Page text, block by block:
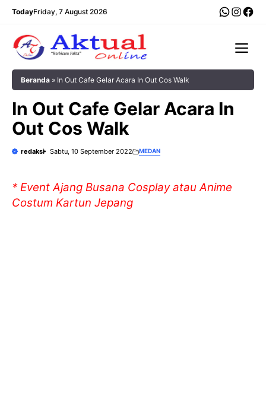
Langsung
TodayFriday, 7 August 2026
Beranda » In Out Cafe Gelar Acara In Out Cos Walk
In Out Cafe Gelar Acara In
Out Cos Walk
redaksi Sabtu, 10 September 2022 MEDAN
* Event Ajang Busana Cosplay atau Anime
Costum Kartun Jepang